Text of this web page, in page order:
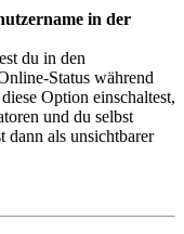
in der
du in den
Status während
Option einschaltest,
und du selbst
dann als unsichtbarer